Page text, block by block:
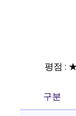
평점 :
구분